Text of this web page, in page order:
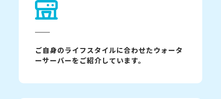
ご自身のライフスタイルに合わせたウォータ
ーサーバーをご紹介しています。